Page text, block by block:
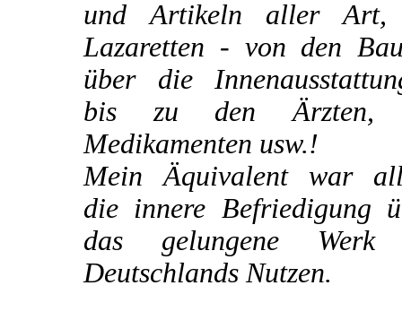
und Artikeln aller Art,
Lazaretten - von den
über die
bis zu den Ärzten,
Medikamenten usw.!
Mein Äquivalent war
die innere Befriedigung
das gelungene Werk
Deutschlands Nutzen.